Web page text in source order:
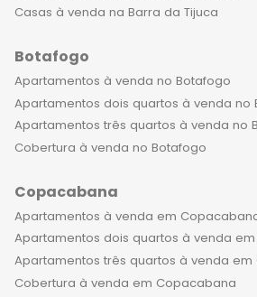
Casas à venda na Barra da Tijuca
Botafogo
Apartamentos à venda no Botafogo
Apartamentos dois quartos à venda no
Apartamentos três quartos à venda no
Cobertura à venda no Botafogo
Copacabana
Apartamentos à venda em
Apartamentos dois quartos à venda
Apartamentos três quartos à venda
Cobertura à venda em Copacabana